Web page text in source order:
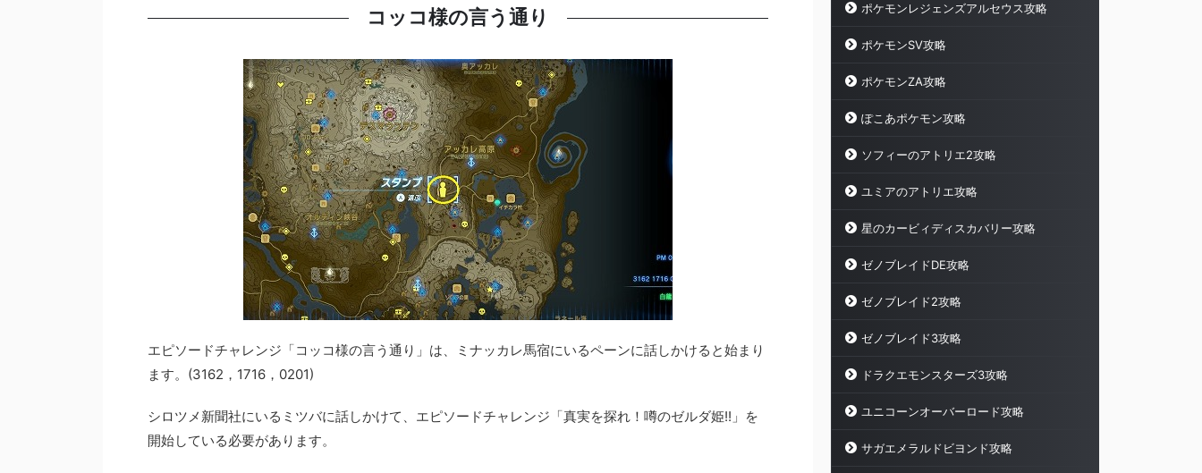
コッコ様の言う通り
エピソードチャレンジ「コッコ様の言う通り」は、ミナッカレ馬宿にいるペーンに話しかけると始まり
ます。(3162，1716，0201)
シロツメ新聞社にいるミツバに話しかけて、エピソードチャレンジ「真実を探れ！噂のゼルダ姫!!」を
開始している必要があります。
ポケモンレジェンズアルセウス攻略
ポケモンSV攻略
ポケモンZA攻略
ぽこあポケモン攻略
ソフィーのアトリエ2攻略
ユミアのアトリエ攻略
星のカービィディスカバリー攻略
ゼノブレイドDE攻略
ゼノブレイド2攻略
ゼノブレイド3攻略
ドラクエモンスターズ3攻略
ユニコーンオーバーロード攻略
サガエメラルドビヨンド攻略